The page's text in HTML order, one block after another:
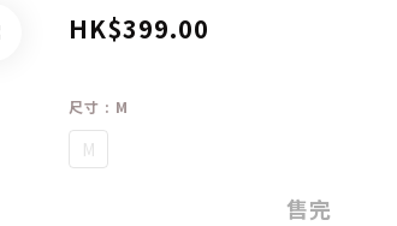
HK$399.00
尺寸 : M
M
售完